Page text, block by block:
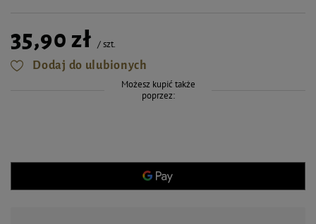
35,90 zł /szt.
Dodaj do ulubionych
Możesz kupić także
poprzez: